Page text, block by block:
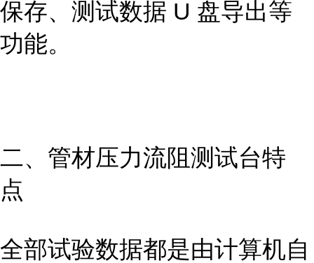
保存、测试数据 U 盘导出等
功能。
二、 管材压力流阻测试台特
点
全部试验数据都是由计算机自